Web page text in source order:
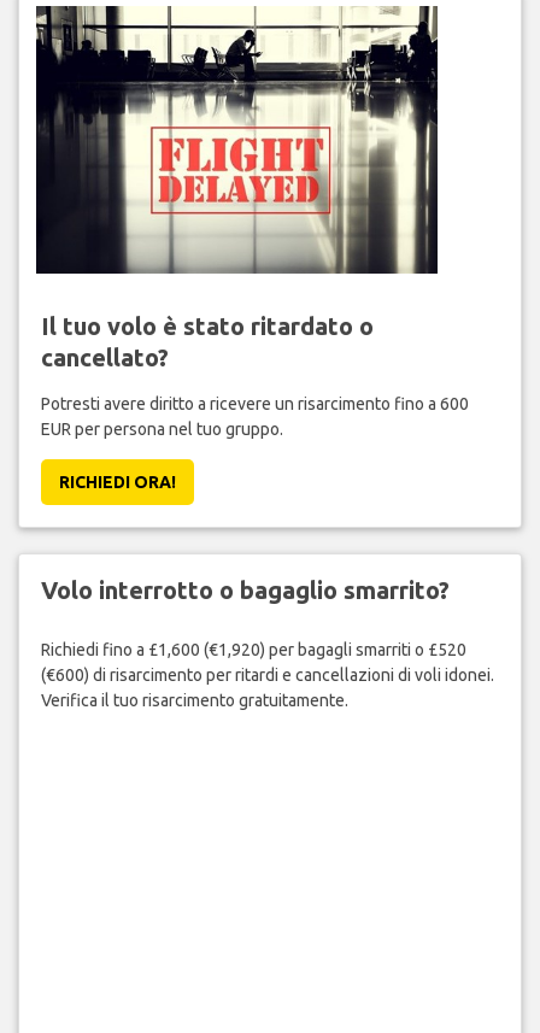
Il tuo volo è stato ritardato o
cancellato?
Potresti avere diritto a ricevere un risarcimento fino a 600
EUR per persona nel tuo gruppo.
RICHIEDI ORA!
Volo interrotto o bagaglio smarrito?
Richiedi fino a £1,600 (€1,920) per bagagli smarriti o £520
(€600) di risarcimento per ritardi e cancellazioni di voli idonei.
Verifica il tuo risarcimento gratuitamente.